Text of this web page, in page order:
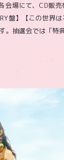
場にて、CD販売
盤】【この世界
。抽選会では「特